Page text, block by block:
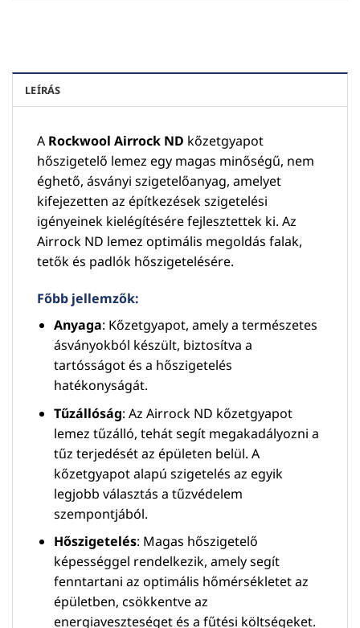
LEÍRÁS
A Rockwool Airrock ND kőzetgyapot
hőszigetelő lemez egy magas minőségű, nem
éghető, ásványi szigetelőanyag, amelyet
kifejezetten az építkezések szigetelési
igényeinek kielégítésére fejlesztettek ki. Az
Airrock ND lemez optimális megoldás falak,
tetők és padlók hőszigetelésére.
Főbb jellemzők:
Anyaga: Kőzetgyapot, amely a természetes
ásványokból készült, biztosítva a
tartósságot és a hőszigetelés
hatékonyságát.
Tűzállóság: Az Airrock ND kőzetgyapot
lemez tűzálló, tehát segít megakadályozni a
tűz terjedését az épületen belül. A
kőzetgyapot alapú szigetelés az egyik
legjobb választás a tűzvédelem
szempontjából.
Hőszigetelés: Magas hőszigetelő
képességgel rendelkezik, amely segít
fenntartani az optimális hőmérsékletet az
épületben, csökkentve az
energiaveszteséget és a fűtési költségeket.